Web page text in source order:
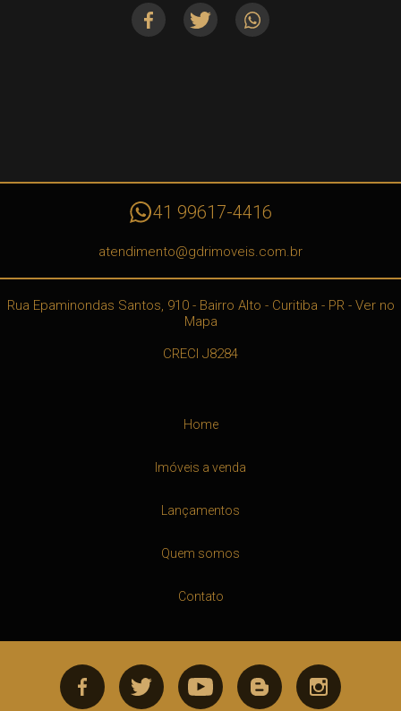
41 99617-4416
atendimento@gdrimoveis.com.br
Rua Epaminondas Santos, 910 - Bairro Alto - Curitiba - PR- Ver no
Mapa
CRECI J8284
Home
Imóveis a venda
Lançamentos
Quem somos
Contato